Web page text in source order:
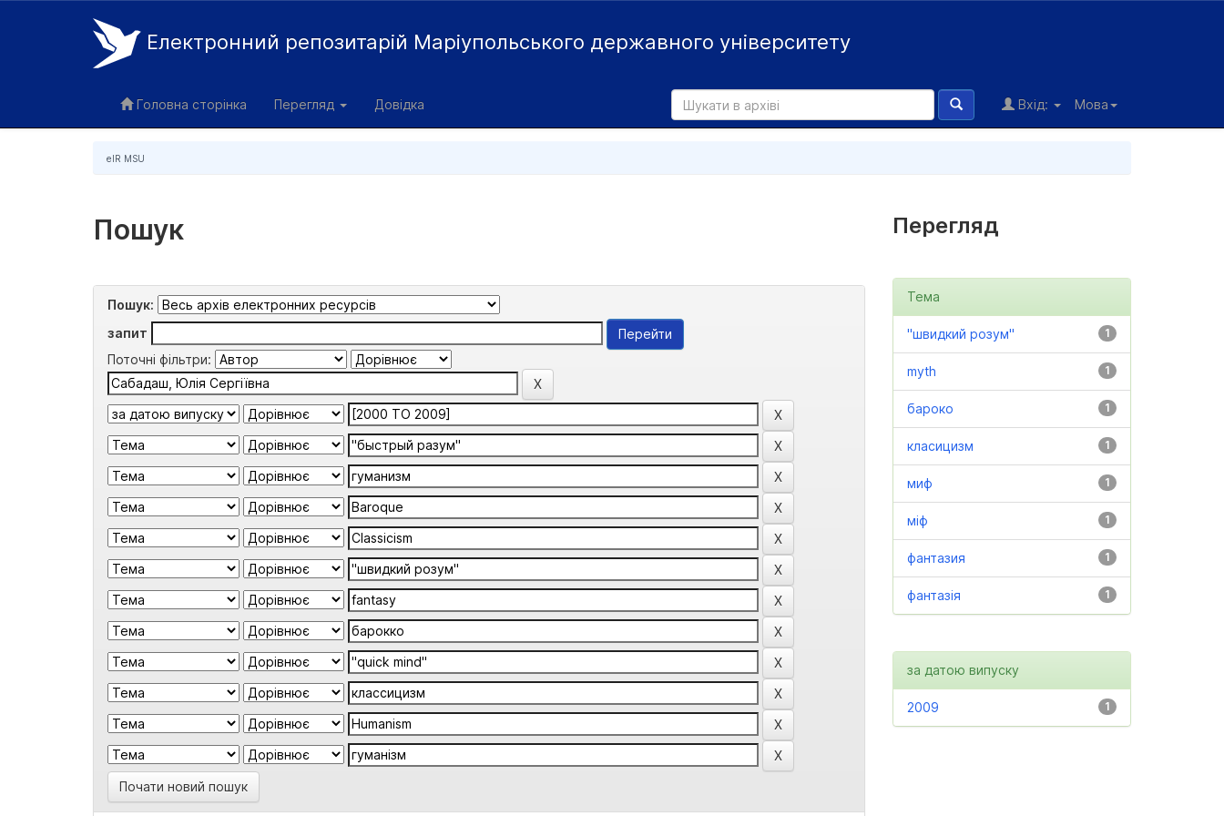
Електронний репозитарій Маріупольського державного університету
Головна сторінка Перегляд Довідка Мова
Вхід:
eIR MSU
Пошук
Пошук:
запит
Поточні фільтри:
Почати новий пошук
Перегляд
Тема
1
"швидкий розум"
1
myth
1
бароко
1
класицизм
1
миф
1
міф
1
фантазия
1
фантазія
за датою випуску
1
2009